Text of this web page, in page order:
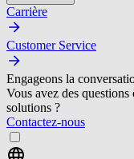
Carrière
Customer Service
Engageons la
Vous avez des
solutions ?
Contactez-nous